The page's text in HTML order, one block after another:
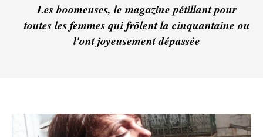
Les boomeuses, le magazine pétillant pour
toutes les femmes qui frôlent la cinquantaine ou
l'ont joyeusement dépassée